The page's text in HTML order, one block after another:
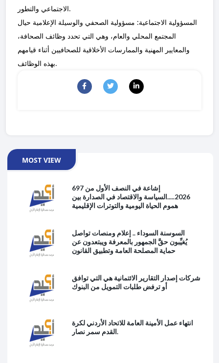
الاجتماعي والتطور.
المسؤولية الاجتماعية: مسؤولية الصحفي والوسيلة الإعلامية حيال
المجتمع المحلي والعام، وهي التي تحدد وظائف الصحافة،
والمعايير المهنية والممارسات الأخلاقية للصحافيين أثناء قيامهم
بهذه الوظائف.
MOST VIEW
697 إشاعة في النصف الأول من
2026.....السياسة والاقتصاد في الصدارة بين
هموم الحياة اليومية والتوترات الإقليمية
السوسنة السوداء .. إعلام ومنصات تواصل
يُغيِّبون حقَّ الجمهور بالمعرفة ويبتعدون عن
حماية المصلحة العامة وتطبيق القانون
شركات إصدار التقارير الائتمانية هي التي توافق
أو ترفض طلبات التمويل من البنوك
انتهاء عمل الأمينة العامة للاتحاد الأردني لكرة
القدم سمر نصار.